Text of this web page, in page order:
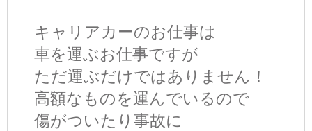
キャリアカーのお仕事は
車を運ぶお仕事ですが
ただ運ぶだけではありません！
高額なものを運んでいるので
傷がついたり事故に